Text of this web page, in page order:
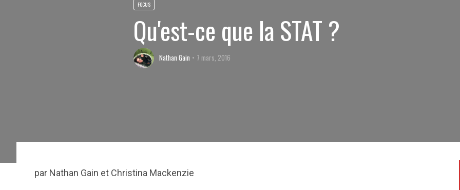
FOCUS
Qu'est-ce que la STAT ?
Nathan Gain 7 mars, 2016
par Nathan Gain et Christina Mackenzie